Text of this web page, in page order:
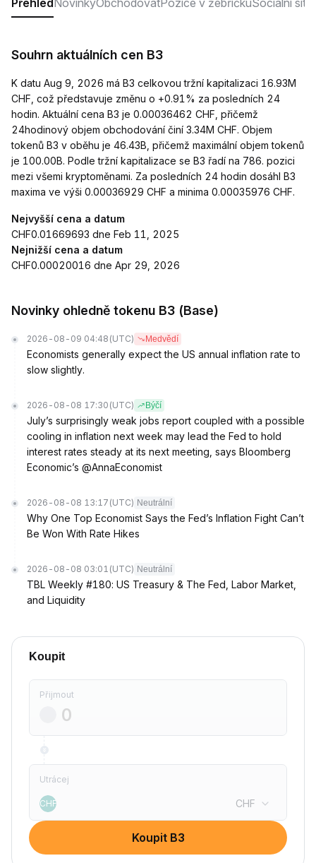
PřehledNovinkyObchodovatPozice v žebříčkuSociální sítě
Souhrn aktuálních cen B3
K datu Aug 9, 2026 má B3 celkovou tržní kapitalizaci 16.93M
CHF, což představuje změnu o +0.91% za posledních 24
hodin. Aktuální cena B3 je 0.00036462 CHF, přičemž
24hodinový objem obchodování činí 3.34M CHF. Objem
tokenů B3 v oběhu je 46.43B, přičemž maximální objem tokenů
je 100.00B. Podle tržní kapitalizace se B3 řadí na 786. pozici
mezi všemi kryptoměnami. Za posledních 24 hodin dosáhl B3
maxima ve výši 0.00036929 CHF a minima 0.00035976 CHF.
Nejvyšší cena a datum
CHF0.01669693 dne Feb 11, 2025
Nejnižší cena a datum
CHF0.00020016 dne Apr 29, 2026
Novinky ohledně tokenu B3 (Base)
2026-08-09 04:48 (UTC) Medvědí
Economists generally expect the US annual inflation rate to
slow slightly.
2026-08-08 17:30 (UTC) Býčí
July’s surprisingly weak jobs report coupled with a possible
cooling in inflation next week may lead the Fed to hold
interest rates steady at its next meeting, says Bloomberg
Economic’s @AnnaEconomist
2026-08-08 13:17 (UTC) Neutrální
Why One Top Economist Says the Fed’s Inflation Fight Can’t
Be Won With Rate Hikes
2026-08-08 03:01 (UTC) Neutrální
TBL Weekly #180: US Treasury & The Fed, Labor Market,
and Liquidity
Koupit
Přijmout
Utrácej
CHF CHF
Koupit B3